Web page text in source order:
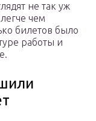
не так уж
чем
билетов было
работы и